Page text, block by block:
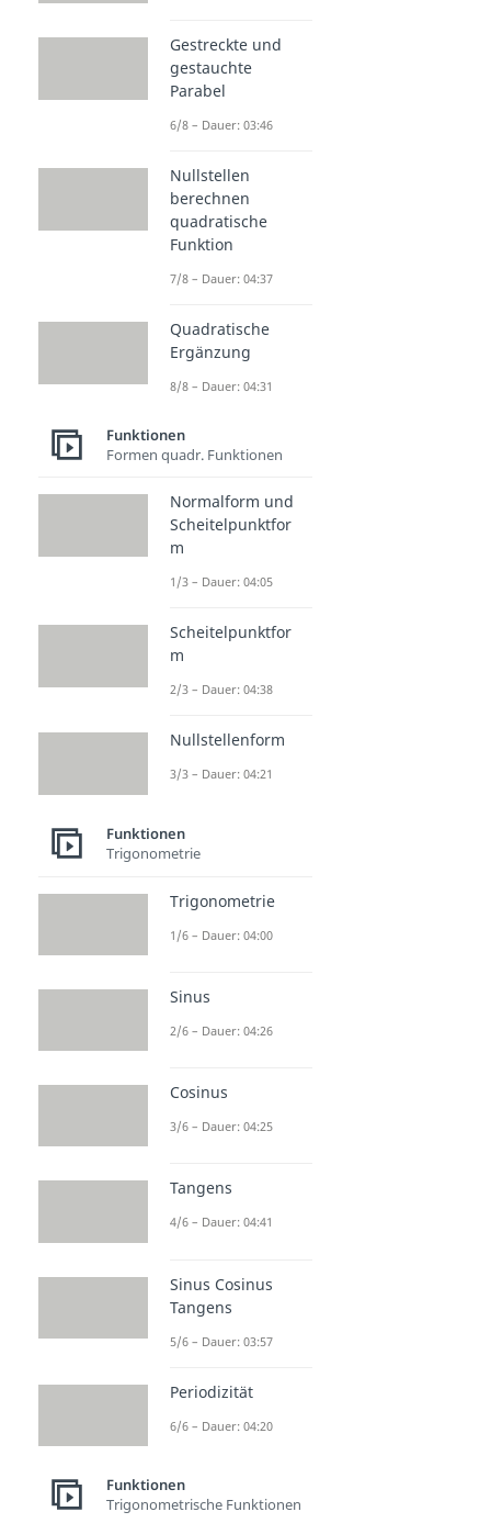
Gestreckte und
gestauchte
Parabel
6/8 – Dauer: 03:46
Nullstellen
berechnen
quadratische
Funktion
7/8 – Dauer: 04:37
Quadratische
Ergänzung
8/8 – Dauer: 04:31
Funktionen
Formen quadr. Funktionen
Normalform und
Scheitelpunktfor
m
1/3 – Dauer: 04:05
Scheitelpunktfor
m
2/3 – Dauer: 04:38
Nullstellenform
3/3 – Dauer: 04:21
Funktionen
Trigonometrie
Trigonometrie
1/6 – Dauer: 04:00
Sinus
2/6 – Dauer: 04:26
Cosinus
3/6 – Dauer: 04:25
Tangens
4/6 – Dauer: 04:41
Sinus Cosinus
Tangens
5/6 – Dauer: 03:57
Periodizität
6/6 – Dauer: 04:20
Funktionen
Trigonometrische Funktionen